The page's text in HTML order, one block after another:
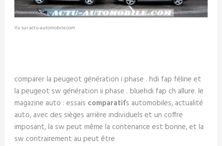
Vu sur actu-automobile.com
comparer la peugeot génération i phase . hdi fap féline et
la peugeot sw génération ii phase . bluehdi fap ch allure. le
magazine auto : essais comparatifs automobiles, actualité
auto, avec des sièges arrière individuels et un coffre
imposant, la sw peut même la contenance est bonne, et la
sw contrairement au peut être